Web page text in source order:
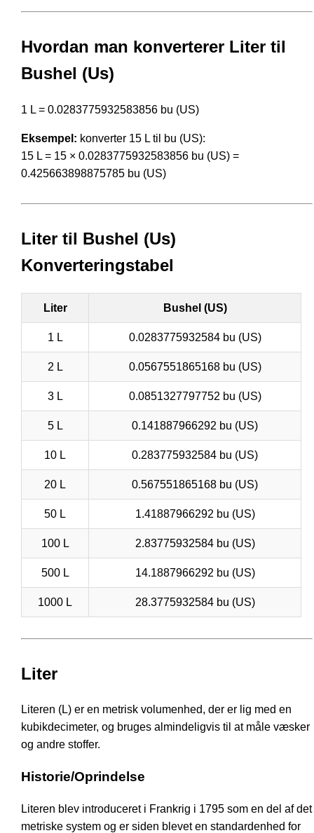
Hvordan man konverterer Liter til
Bushel (Us)
1 L = 0.0283775932583856 bu (US)
Eksempel: konverter 15 L til bu (US):
15 L = 15 × 0.0283775932583856 bu (US) =
0.425663898875785 bu (US)
Liter til Bushel (Us)
Konverteringstabel
Liter Bushel (US)
1 L 0.0283775932584 bu (US)
2 L 0.0567551865168 bu (US)
3 L 0.0851327797752 bu (US)
5 L 0.141887966292 bu (US)
10 L 0.283775932584 bu (US)
20 L 0.567551865168 bu (US)
50 L 1.41887966292 bu (US)
100 L 2.83775932584 bu (US)
500 L 14.1887966292 bu (US)
1000 L 28.3775932584 bu (US)
Liter
Literen (L) er en metrisk volumenhed, der er lig med en
kubikdecimeter, og bruges almindeligvis til at måle væsker
og andre stoffer.
Historie/Oprindelse
Literen blev introduceret i Frankrig i 1795 som en del af det
metriske system og er siden blevet en standardenhed for